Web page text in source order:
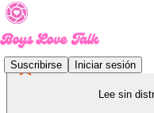
Suscribirse Iniciar sesión
Lee sin